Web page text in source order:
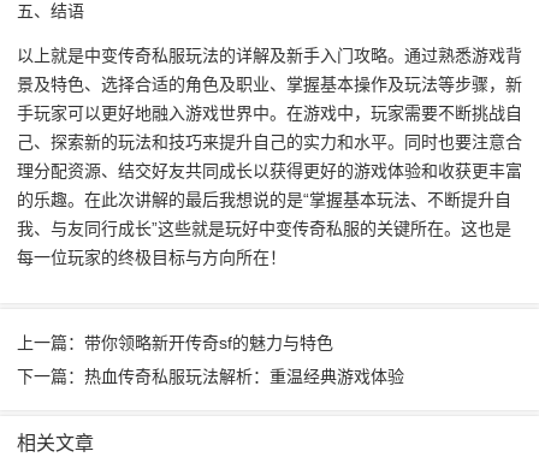
五、结语
以上就是中变传奇私服玩法的详解及新手入门攻略。通过熟悉游戏背
景及特色、选择合适的角色及职业、掌握基本操作及玩法等步骤，新
手玩家可以更好地融入游戏世界中。在游戏中，玩家需要不断挑战自
己、探索新的玩法和技巧来提升自己的实力和水平。同时也要注意合
理分配资源、结交好友共同成长以获得更好的游戏体验和收获更丰富
的乐趣。在此次讲解的最后我想说的是“掌握基本玩法、不断提升自
我、与友同行成长”这些就是玩好中变传奇私服的关键所在。这也是
每一位玩家的终极目标与方向所在！
上一篇：带你领略新开传奇sf的魅力与特色
下一篇：热血传奇私服玩法解析：重温经典游戏体验
相关文章